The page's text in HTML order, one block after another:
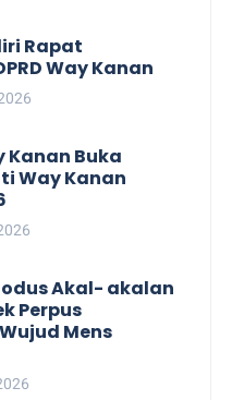
Rapat
Way Kanan
Kanan Buka
Way Kanan
Akal- akalan
Perpus
Mens